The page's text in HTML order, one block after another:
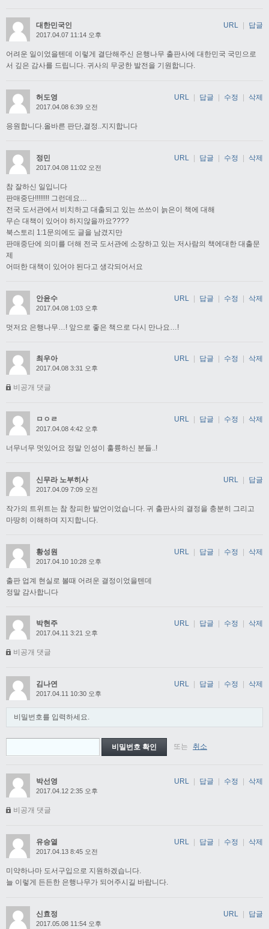
대한민국인
2017.04.07 11:14 오후
어려운 일이었을텐데 이렇게 결단해주신 은행나무 출판사에 대한민국 국민으로
서 깊은 감사를 드립니다. 귀사의 무궁한 발전을 기원합니다.
URL 답글
허도영
2017.04.08 6:39 오전
응원합니다.올바른 판단,결정..지지합니다
URL 답글 수정 삭제
정민
2017.04.08 11:02 오전
참 잘하신 일입니다
판매중단!!!!!!!! 그런데요…
전국 도서관에서 비치하고 대출되고 있는 쓰쓰이 늙은이 책에 대해
무슨 대책이 있어야 하지않을까요????
북스토리 1:1문의에도 글을 남겼지만
판매중단에 의미를 더해 전국 도서관에 소장하고 있는 저사람의 책에대한 대출문
제
어떠한 대책이 있어야 된다고 생각되어서요
URL | 답글 | 수정 | 삭제
안윤수
2017.04.08 1:03 오후
멋저요 은행나무…! 앞으로 좋은 책으로 다시 만나요…!
URL | 답글 | 수정 | 삭제
최우아
2017.04.08 3:31 오후
비공개 댓글
URL 답글 수정 삭제
ㅁㅇㄹ
2017.04.08 4:42 오후
너무너무 멋있어요 정말 인성이 훌륭하신 분들..!
URL 답글 수정 삭제
신무라 노부히사
2017.04.09 7:09 오전
작가의 트위트는 참 창피한 발언이었습니다. 귀 출판사의 결정을 충분히 그리고
마땅히 이해하며 지지합니다.
URL | 답글
황성원
2017.04.10 10:28 오후
출판 업계 현실로 볼때 어려운 결정이었을텐데
정말 감사합니다
URL | 답글 | 수정 | 삭제
박현주
2017.04.11 3:21 오후
비공개 댓글
URL 답글 수정 삭제
김나연
2017.04.11 10:30 오후
비밀번호를 입력하세요.
또는 취소
URL 답글 수정 삭제
박선영
2017.04.12 2:35 오후
비공개 댓글
URL 답글 수정 삭제
유승열
2017.04.13 8:45 오전
미약하나마 도서구입으로 지원하겠습니다.
늘 이렇게 든든한 은행나무가 되어주시길 바랍니다.
URL 답글 수정 삭제
신효정
2017.05.08 11:54 오후
URL 답글